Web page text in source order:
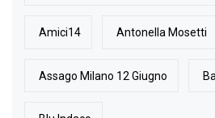
Amici14 Antonella Mosetti
Assago Milano 12 Giugno